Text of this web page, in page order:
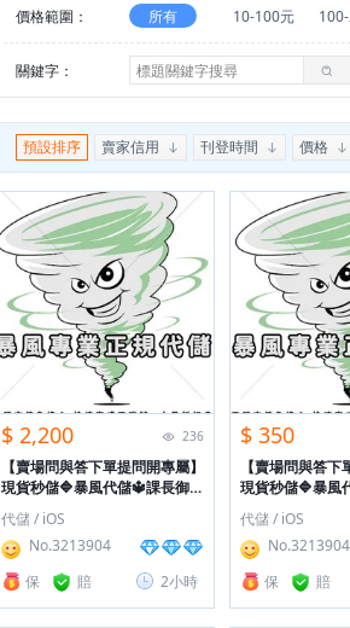
價格範圍： 所有 10-100元
關鍵字：
預設排序 賣家信用 刊登時間 價格
$ 2,200 236
【賣場問與答下單提問開專屬】
現貨秒儲🔷暴風代儲🔱課長御用
正規官方🔶找對賣家絕對安心🔱
洽詢開單包售後
代儲 / iOS
No.3213904
保
賠 2小時
$ 350
【賣場問與答
現貨秒儲🔷暴風
正規官方🔶找對
洽詢開單包售後
代儲 / iOS
No.3213904
保
賠